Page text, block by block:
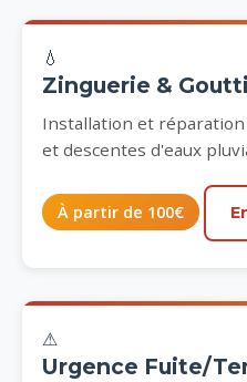
💧
Zinguerie &
Installation et
et descentes d'eaux
À partir de 100€
⚠
Urgence Fuite/